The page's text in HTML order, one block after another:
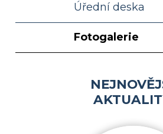
Úřední deska
Fotogalerie